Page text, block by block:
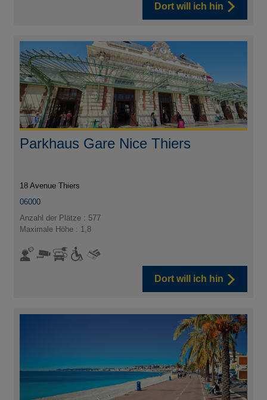
Dort will ich hin
Parkhaus Gare Nice Thiers
18 Avenue Thiers
06000
Anzahl der Plätze : 577
Maximale Höhe : 1,8
Dort will ich hin